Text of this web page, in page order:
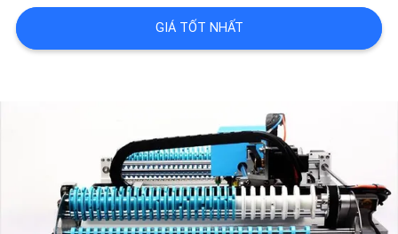
LIÊN
HỆ
CHÚNG
GIÁ TỐT NHẤT